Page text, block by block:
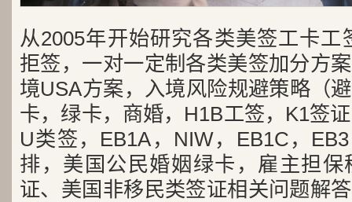
从2005年开始研究各类美签工卡工
拒签，一对一定制各类美签加分方
境USA方案，入境风险规避策略（
卡，绿卡，商婚，H1B工签，K1签
U类签，EB1A，NIW，EB1C，
排，美国公民婚姻绿卡，雇主担
证、美国非移民类签证相关问题解